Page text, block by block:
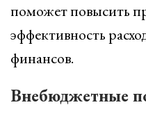
поможет повысить
эффективность
финансов.
Внебюджетные